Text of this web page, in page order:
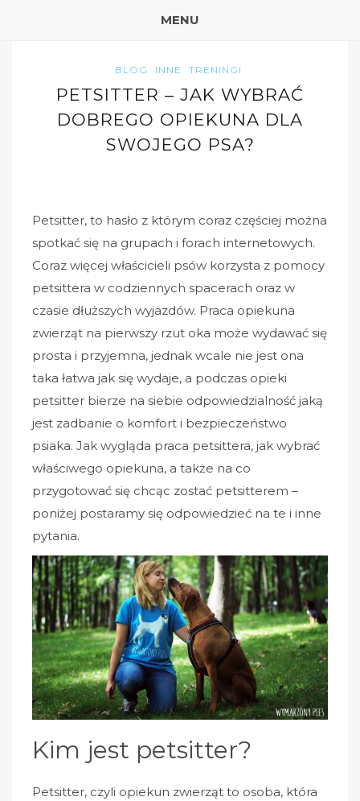
MENU
BLOG INNE TRENINGI
PETSITTER – JAK WYBRAĆ
DOBREGO OPIEKUNA DLA
SWOJEGO PSA?
Petsitter, to hasło z którym coraz częściej można
spotkać się na grupach i forach internetowych.
Coraz więcej właścicieli psów korzysta z pomocy
petsittera w codziennych spacerach oraz w
czasie dłuższych wyjazdów. Praca opiekuna
zwierząt na pierwszy rzut oka może wydawać się
prosta i przyjemna, jednak wcale nie jest ona
taka łatwa jak się wydaje, a podczas opieki
petsitter bierze na siebie odpowiedzialność jaką
jest zadbanie o komfort i bezpieczeństwo
psiaka. Jak wygląda praca petsittera, jak wybrać
właściwego opiekuna, a także na co
przygotować się chcąc zostać petsitterem –
poniżej postaramy się odpowiedzieć na te i inne
pytania.
Kim jest petsitter?
Petsitter, czyli opiekun zwierząt to osoba, która